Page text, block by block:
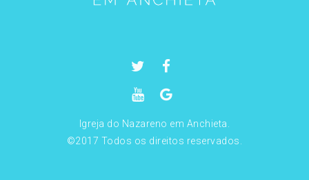
Igreja do Nazareno em Anchieta.
©2017 Todos os direitos reservados.